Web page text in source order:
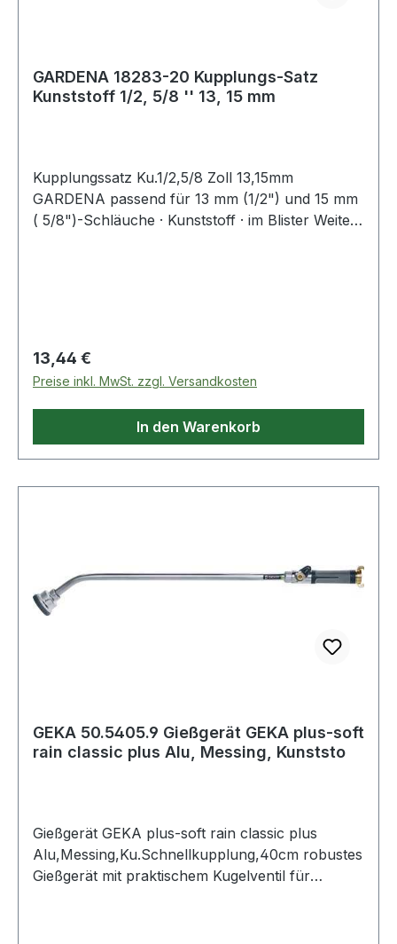
GARDENA 18283-20 Kupplungs-Satz
Kunststoff 1/2, 5/8 '' 13, 15 mm
Kupplungssatz Ku.1/2,5/8 Zoll 13,15mm
GARDENA passend für 13 mm (1/2") und 15 mm
( 5/8")-Schläuche · Kunststoff · im Blister Weitere
Regulärer Preis:
13,44 €
Preise inkl. MwSt. zzgl. Versandkosten
In den Warenkorb
GEKA 50.5405.9 Gießgerät GEKA plus-soft
rain classic plus Alu, Messing, Kunststo
Gießgerät GEKA plus-soft rain classic plus
Alu,Messing,Ku.Schnellkupplung,40cm robustes
Gießgerät mit praktischem Kugelventil für